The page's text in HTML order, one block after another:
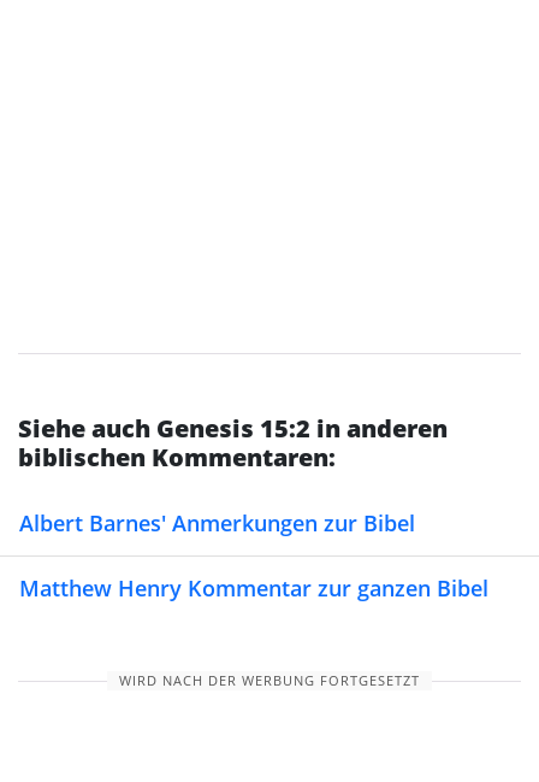
Siehe auch Genesis 15:2 in anderen
biblischen Kommentaren:
Albert Barnes' Anmerkungen zur Bibel
Matthew Henry Kommentar zur ganzen Bibel
WIRD NACH DER WERBUNG FORTGESETZT